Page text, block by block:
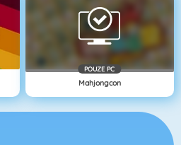
POUZE PC
Mahjongcon